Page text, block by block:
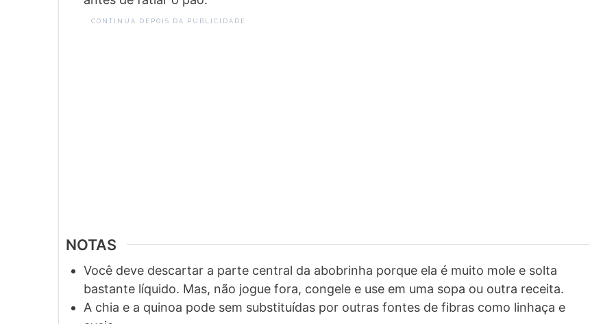
CONTINUA DEPOIS DA PUBLICIDADE
NOTAS
Você deve descartar a parte central da abobrinha porque ela é muito mole e solta
bastante líquido. Mas, não jogue fora, congele e use em uma sopa ou outra receita.
A chia e a quinoa pode sem substituídas por outras fontes de fibras como linhaça e